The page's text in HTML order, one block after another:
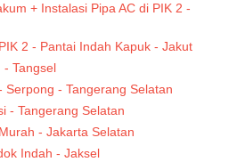
+ Instalasi Pipa AC di PIK 2 -
2 - Pantai Indah Kapuk - Jakut
- Tangsel
Serpong - Tangerang Selatan
- Tangerang Selatan
- Jakarta Selatan
Indah - Jaksel